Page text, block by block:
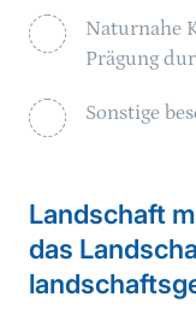
Naturnahe
Prägung
Sonstige
Landschaft
das